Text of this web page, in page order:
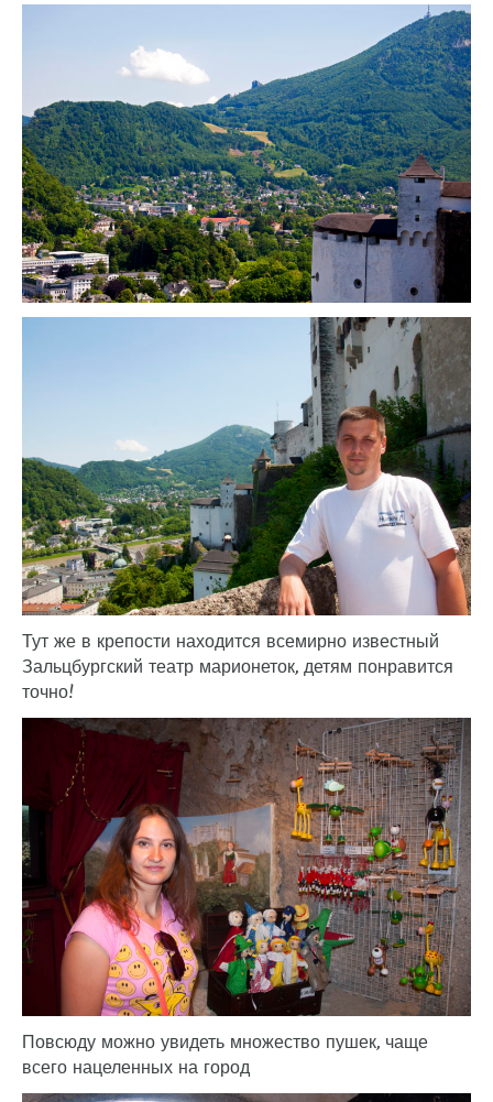
Тут же в крепости находится всемирно известный
Зальцбургский театр марионеток, детям понравится
точно!
Повсюду можно увидеть множество пушек, чаще
всего нацеленных на город